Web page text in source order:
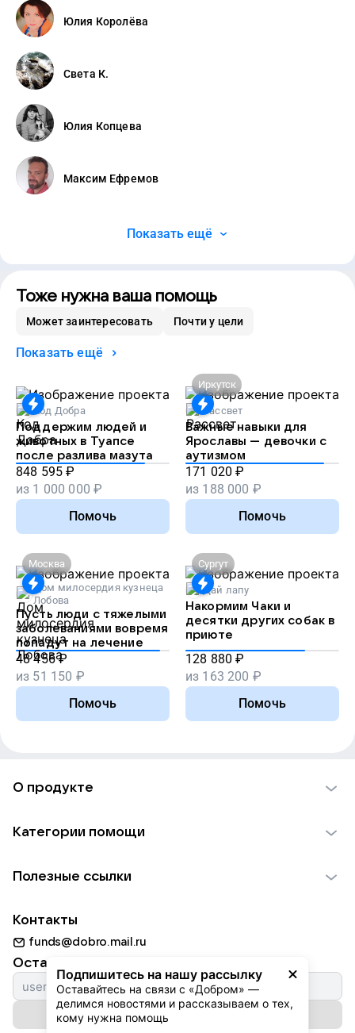
Юлия Королёва
Света К.
Юлия Копцева
Максим Ефремов
Показать ещё
Тоже нужна ваша помощь
Может заинтересовать Почти у цели
Показать ещё
Код Добра
Поддержим людей и
животных в Туапсе
после разлива мазута
848 595 ₽
из 1 000 000 ₽
Помочь
Иркутск
Рассвет
Важные навыки для
Ярославы — девочки с
аутизмом
171 020 ₽
из 188 000 ₽
Помочь
Москва
Дом милосердия кузнеца
Лобова
Пусть люди с тяжелыми
заболеваниями вовремя
попадут на лечение
48 456 ₽
из 51 150 ₽
Помочь
Сургут
Дай лапу
Накормим Чаки и
десятки других собак в
приюте
128 880 ₽
из 163 200 ₽
Помочь
Подпишитесь на нашу рассылку
Оставайтесь на связи с «Добром» —
делимся новостями и рассказываем о тех,
кому нужна помощь
О продукте
Использование материалов
Для НКО
Партнерам
Категории помощи
Пожилым
Животным
Природе
Культуре
Фондам
Полезные ссылки
Добрый день
Истории
Автоплатежи
Контакты
funds@dobro.mail.ru
Оставайтесь с нами
Подписаться на рассылку